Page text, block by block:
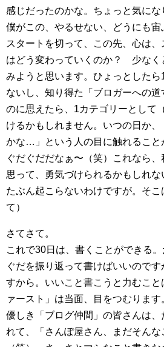
感じだったのかな。ちょっと気にな
僕がこの、やるせない、どうにも宙
スタートを切って、この先、心は
はどう変わっていくのか？ 少なく
みようと思います。ひょっとした
ないし、知り得た「ブロガーへの
のに思えたら、1カテゴリーとして
けるかもしれません。いつの日か、
かな…」という人の目に触れること
ぐだぐだだなぁ〜（笑）これなら
思って、勇気づけられるかもしれ
たぶん起こらないわけですが。そ
て）
さてさて。
これで30日は、書くことができる
ぐだを振り返って書けばいいので
すから。いいこと書こうと力むこ
ァースト」は当面、目をつむりま
優しき「ブログ仲間」の皆さんは、
れて、「さんぽ屋さん、まだそんな